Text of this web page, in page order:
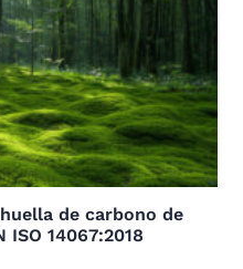
de carbono de
14067:2018